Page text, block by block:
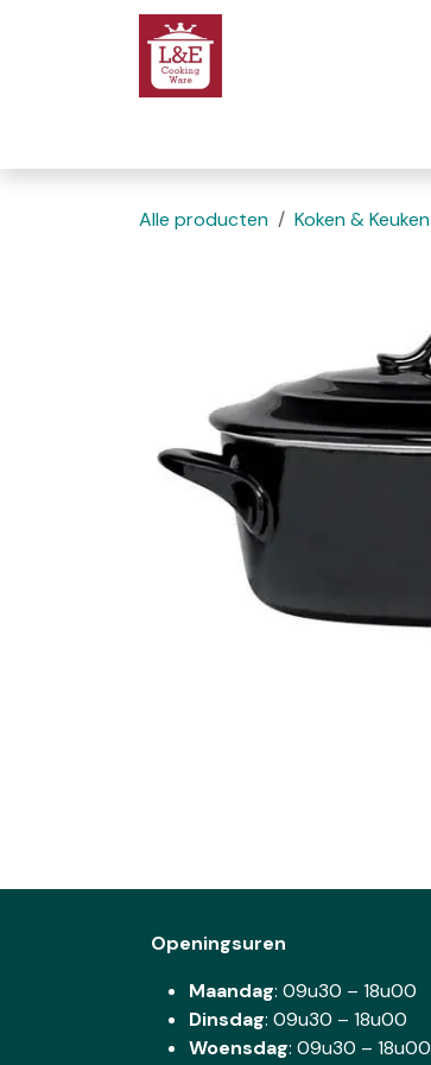
Overslaan naar inhoud
Alle producten Koken & Keuken
Openingsuren
Maandag: 09u30 – 18u00
Dinsdag: 09u30 – 18u00
Woensdag: 09u30 – 18u00